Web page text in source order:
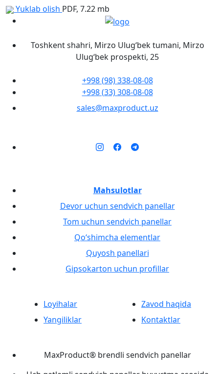
Yuklab olish PDF, 7.22 mb
Toshkent shahri, Mirzo Ulug‘bek tumani, Mirzo
Ulug‘bek prospekti, 25
+998 (98) 338-08-08
+998 (33) 308-08-08
sales@maxproduct.uz
Mahsulotlar
Devor uchun sendvich panellar
Tom uchun sendvich panellar
Qo‘shimcha elementlar
Quyosh panellari
Gipsokarton uchun profillar
Loyihalar
Yangiliklar
Zavod haqida
Kontaktlar
MaxProduct® brendli sendvich panellar